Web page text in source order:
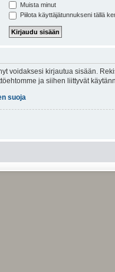
Muista minut
Piilota käyttäjätunnukseni tällä
voidaksesi kirjautua sisään.
ja siihen liittyvät
suoja